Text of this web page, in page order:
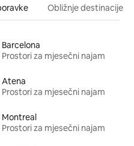
Obližnje destinacije
Barcelona
Prostori za mjesečni najam
Atena
Prostori za mjesečni najam
Montreal
Prostori za mjesečni najam